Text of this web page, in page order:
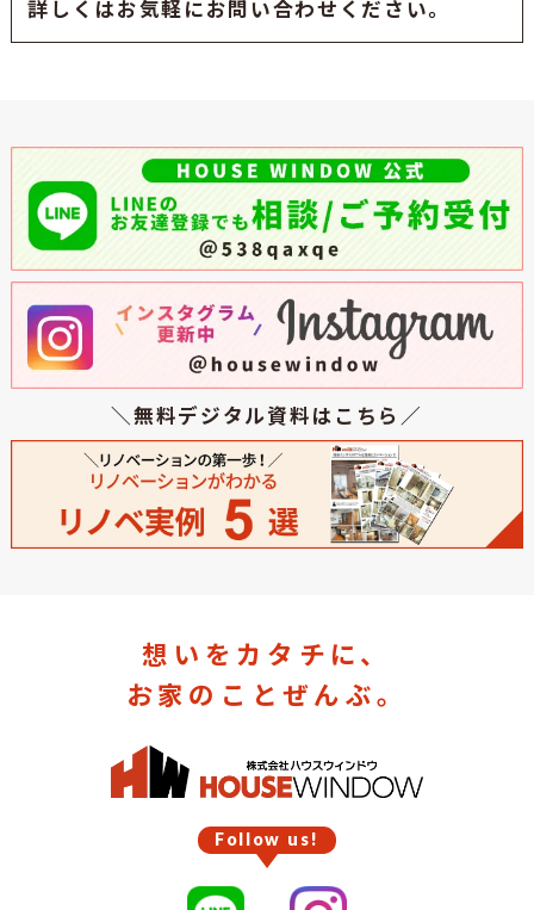
詳しくはお気軽にお問い合わせください。
＼無料デジタル資料はこちら／
想いをカタチに、
お家のことぜんぶ。
Follow us!